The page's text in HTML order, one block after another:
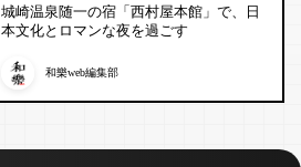
城崎温泉随一の宿「西村屋本館」で、日
本文化とロマンな夜を過ごす
和樂web編集部